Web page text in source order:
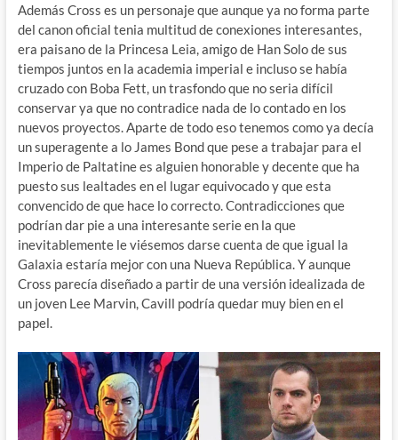
Además Cross es un personaje que aunque ya no forma parte
del canon oficial tenia multitud de conexiones interesantes,
era paisano de la Princesa Leia, amigo de Han Solo de sus
tiempos juntos en la academia imperial e incluso se había
cruzado con Boba Fett, un trasfondo que no seria difícil
conservar ya que no contradice nada de lo contado en los
nuevos proyectos. Aparte de todo eso tenemos como ya decía
un superagente a lo James Bond que pese a trabajar para el
Imperio de Paltatine es alguien honorable y decente que ha
puesto sus lealtades en el lugar equivocado y que esta
convencido de que hace lo correcto. Contradicciones que
podrían dar pie a una interesante serie en la que
inevitablemente le viésemos darse cuenta de que igual la
Galaxia estaría mejor con una Nueva República. Y aunque
Cross parecía diseñado a partir de una versión idealizada de
un joven Lee Marvin, Cavill podría quedar muy bien en el
papel.